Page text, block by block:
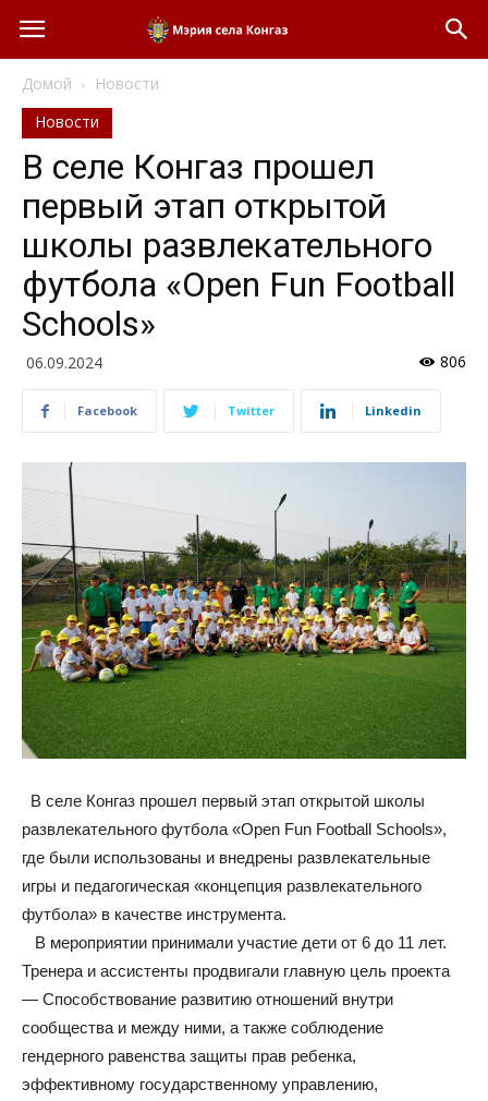
Домой
Новости
Новости
В селе Конгаз прошел
первый этап открытой
школы развлекательного
футбола «Open Fun Football
Schools»
06.09.2024 806
Facebook Twitter Linkedin
В селе Конгаз прошел первый этап открытой школы
развлекательного футбола «Open Fun Football Schools»,
где были использованы и внедрены развлекательные
игры и педагогическая «концепция развлекательного
футбола» в качестве инструмента.
В мероприятии принимали участие дети от 6 до 11 лет.
Тренера и ассистенты продвигали главную цель проекта
— Способствование развитию отношений внутри
сообщества и между ними, а также соблюдение
гендерного равенства защиты прав ребенка,
эффективному государственному управлению,